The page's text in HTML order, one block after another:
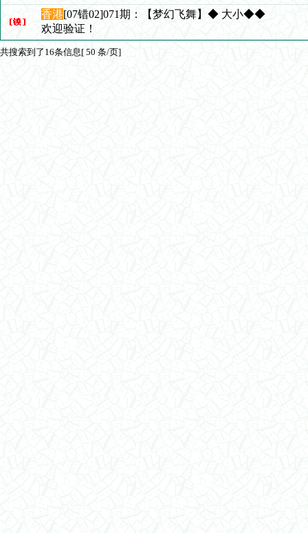
香港[07错02]071期：【梦幻飞舞】◆ 大小◆◆
欢迎验证！
共搜索到了16条信息[ 50 条/页]